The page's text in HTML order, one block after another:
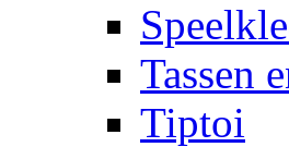
Tassen
Tiptoi